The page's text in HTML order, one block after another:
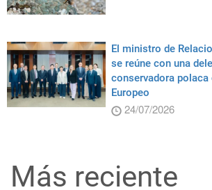
El ministro de
se reúne con una
conservadora polaca
Europeo
24/07/2026
Más reciente